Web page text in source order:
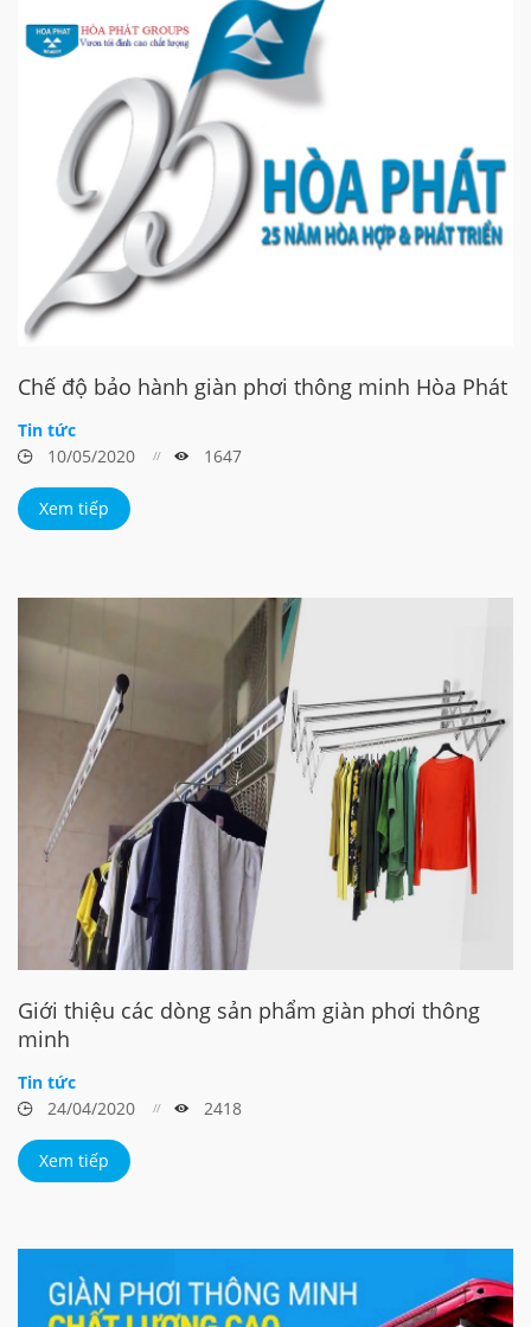
Chế độ bảo hành giàn phơi thông minh Hòa Phát
Tin tức
10/05/2020
1647
Xem tiếp
Giới thiệu các dòng sản phẩm giàn phơi thông
minh
Tin tức
24/04/2020
2418
Xem tiếp